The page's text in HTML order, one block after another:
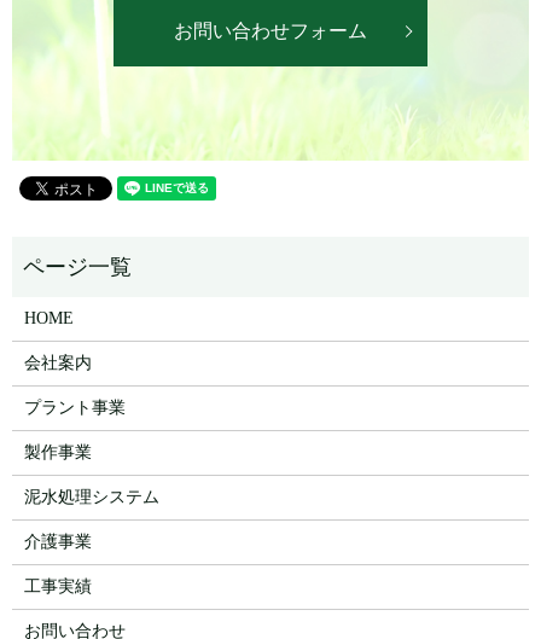
お問い合わせフォーム
HOME
会社案内
プラント事業
製作事業
泥水処理システム
介護事業
工事実績
お問い合わせ